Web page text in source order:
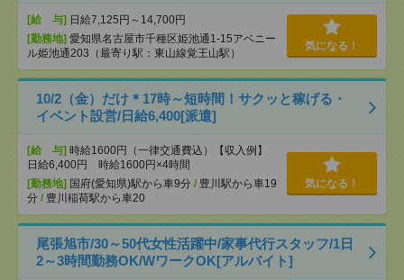
[給 与] 日給7,125円～14,700円
[勤務地] 愛知県名古屋市千種区姫池通1-15アベニー
ル姫池通203（最寄り駅：東山線覚王山駅）
気になる！
10/2（金）だけ＊17時～短時間！サクッと稼げる・
イベント設営/日給6,400[派遣]
[給 与] 時給1600円（一律交通費込）【収入例】
日給6,400円 時給1600円×4時間
[勤務地] 国府(愛知県)駅から車9分 / 豊川駅から車19
分 / 豊川稲荷駅から車20
気になる！
尾張旭市/30～50代女性活躍中/家事代行スタッフ/1日
2～3時間勤務OK/WワークOK[アルバイト]